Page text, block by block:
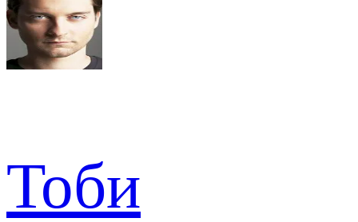
Тоби